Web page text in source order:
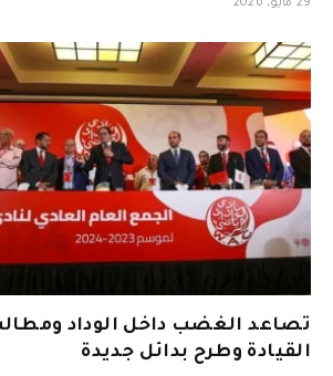
29 مايو، 2026
تصاعد الغضب داخل الوداد
القيادة وطرح بدائل جديدة